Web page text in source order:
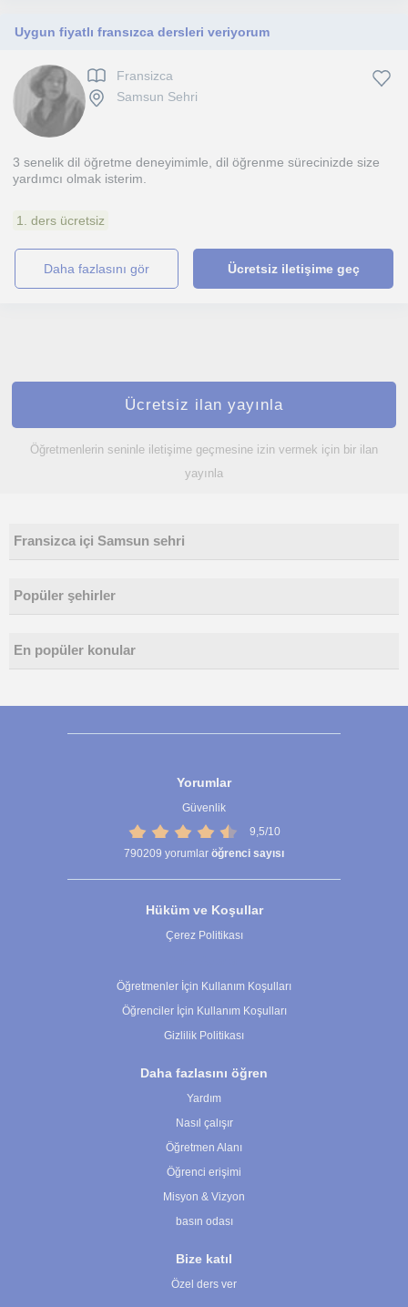
Uygun fiyatlı fransızca dersleri veriyorum
Fransizca
Samsun Sehri
3 senelik dil öğretme deneyimimle, dil öğrenme sürecinizde size
yardımcı olmak isterim.
1. ders ücretsiz
daha fazlasını gör Ücretsiz iletişime geç
Ücretsiz ilan yayınla
Öğretmenlerin seninle iletişime geçmesine izin vermek için bir ilan
yayınla
Fransizca içi Samsun sehri
Popüler şehirler
En popüler konular
Yorumlar
Güvenlik
9,5/10
790209 yorumlar öğrenci sayısı
Hüküm ve Koşullar
Çerez Politikası
Öğretmenler İçin Kullanım Koşulları
Öğrenciler İçin Kullanım Koşulları
Gizlilik Politikası
Daha fazlasını öğren
Yardım
Nasıl çalışır
Öğretmen Alanı
Öğrenci erişimi
Misyon & Vizyon
basın odası
Bize katıl
Özel ders ver